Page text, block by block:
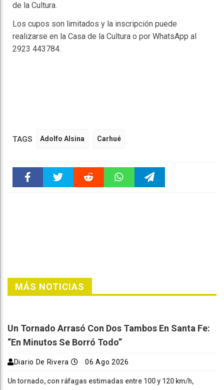
de la Cultura.
Los cupos son limitados y la inscripción puede
realizarse en la Casa de la Cultura o por WhatsApp al
2923 443784.
TAGS Adolfo Alsina Carhué
MÁS NOTICIAS
Un Tornado Arrasó Con Dos Tambos En Santa Fe:
“En Minutos Se Borró Todo”
Diario De Rivera 06 Ago 2026
Un tornado, con ráfagas estimadas entre 100 y 120 km/h,